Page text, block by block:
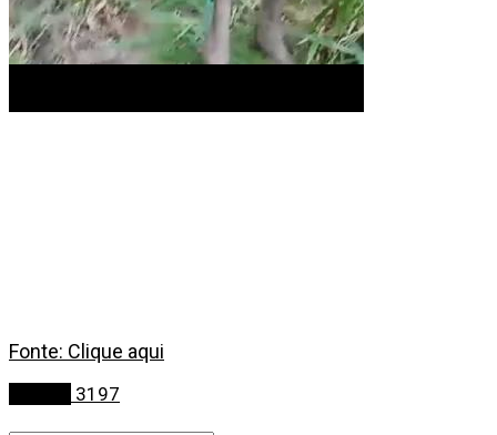
Fonte: Clique aqui
3197